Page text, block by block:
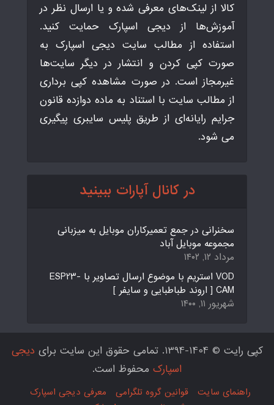
کالا از لینک‌های معرفی شده و یا ارسال نظر در
آموزش‌ها از دیجی اسپارک حمایت کنید.
استفاده از مطالب سایت دیجی اسپارک به
صورت کپی کردن و انتشار در دیگر سایت‌ها
غیرمجاز است. در صورت مشاهده کپی برداری
از مطالب سایت با استناد به ماده دوازده قانون
جرایم رایانه‌ای از طریق پلیس سایبری پیگیری
می شود.
در کانال آپارات ببینید
سخنرانی در جمع تعمیرکاران موبایل به میزبانی
مجموعه موبایل آباد
مرداد ۱۲, ۱۴۰۲
VOD استریم با موضوع ارسال تصاویر با ESP23-
CAM [ اروند طباطبایی و سایفر ]
شهریور ۱۱, ۱۴۰۰
کپی رایت © 1404-1394. تمامی حقوق این سایت برای
دیجی
اسپارک محفوظ است.
راهنمای سایت قوانین گروه تلگرامی
معرفی دیجی اسپارک